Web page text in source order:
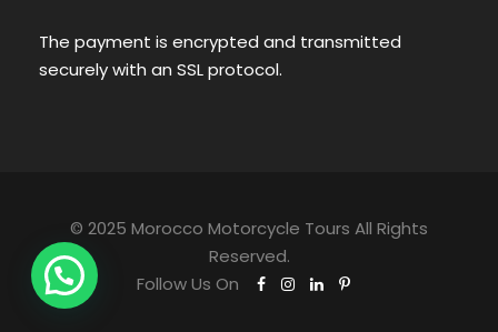
The payment is encrypted and transmitted
securely with an SSL protocol.
© 2025 Morocco Motorcycle Tours All Rights
Reserved.
Follow Us On